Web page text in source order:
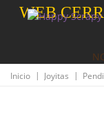
WEB
Inicio | Joyitas |